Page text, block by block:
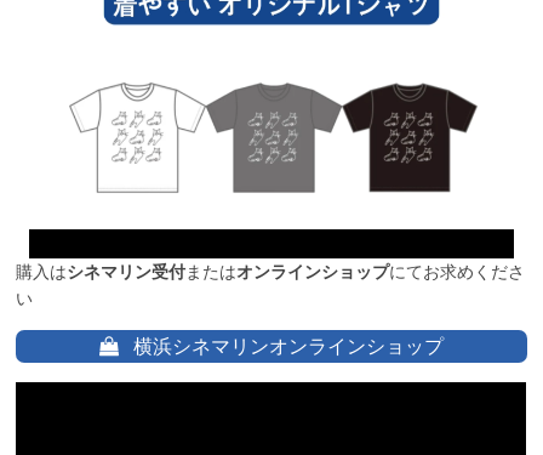
購入はシネマリン受付またはオンラインショップにてお求めくださ
い
横浜シネマリンオンラインショップ